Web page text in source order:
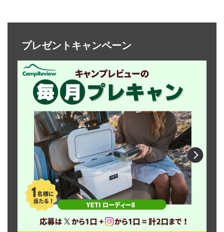
プレゼントキャンペーン